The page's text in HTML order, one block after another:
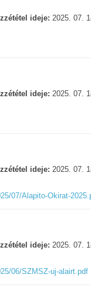
ideje: 2025. 07.
ideje: 2025. 07.
ideje: 2025. 07.
07/Alapito-Okirat-
ideje: 2025. 07.
06/SZMSZ-uj-alairt.pdf